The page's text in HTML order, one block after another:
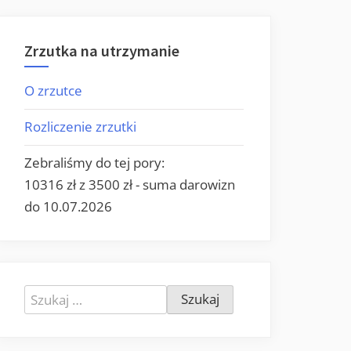
Zrzutka na utrzymanie
O zrzutce
Rozliczenie zrzutki
Zebraliśmy do tej pory:
10316 zł z 3500 zł - suma darowizn
do 10.07.2026
Szukaj: